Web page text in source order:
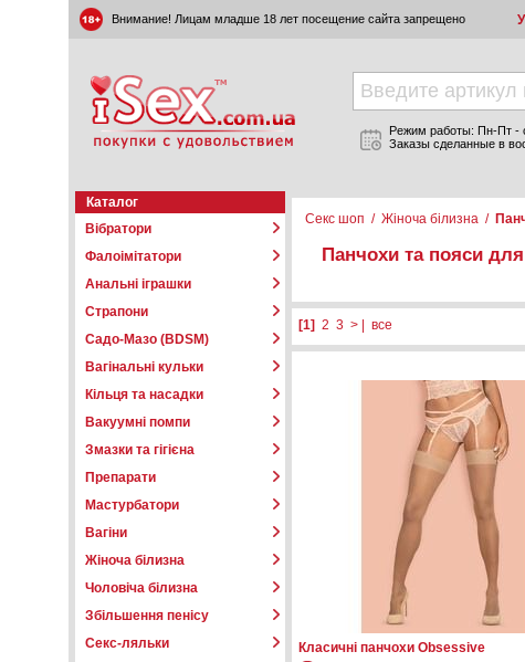
Внимание! Лицам младше 18 лет посещение сайта запрещено
Режим работы: Пн-Пт -
Заказы сделанные в
Каталог
Вібратори
Фалоімітатори
Анальні іграшки
Страпони
Садо-Мазо (BDSM)
Вагінальні кульки
Кільця та насадки
Вакуумні помпи
Змазки та гігієна
Препарати
Мастурбатори
Вагіни
Жіноча білизна
Чоловіча білизна
Збільшення пенісу
Секс-ляльки
Секс шоп / Жіноча білизна /
Панчохи та пояси
[1] 2 3 > все
Класичні панчохи Obsessive